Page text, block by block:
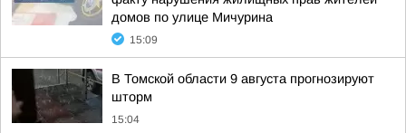
домов по улице Мичурина
15:09
В Томской области 9 августа прогнозируют
шторм
15:04